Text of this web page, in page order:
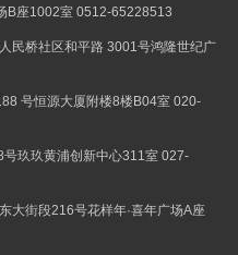
B座1002室 0512-65228513
民桥社区和平路 3001号鸿隆世纪广
号恒源大厦附楼8楼B04室 020-
号玖玖黄浦创新中心311室 027-
大街段216号花样年·喜年广场A座